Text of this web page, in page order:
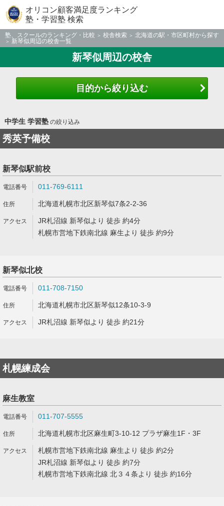
オリコン顧客満足度ランキング
塾・学習塾 検索
塾、スクールのランキング・比較 校舎検索
北海道の駅・市区町村から探す
新琴似周辺の校舎一覧
新琴似周辺の校舎
目的から絞り込む
中学生 学習塾の絞り込み
秀英予備校
新琴似駅前校
011-769-6111
北海道札幌市北区新琴似7条2-2-36
JR札沼線 新琴似より 徒歩 約4分
札幌市営地下鉄南北線 麻生より 徒歩 約9分
新琴似北校
011-708-7150
北海道札幌市北区新琴似12条10-3-9
JR札沼線 新琴似より 徒歩 約21分
札幌練成会
麻生教室
011-707-5555
北海道札幌市北区麻生町3-10-12 プラザ麻生1F・3F
札幌市営地下鉄南北線 麻生より 徒歩 約2分
JR札沼線 新琴似より 徒歩 約7分
札幌市営地下鉄南北線 北３４条より 徒歩 約16分